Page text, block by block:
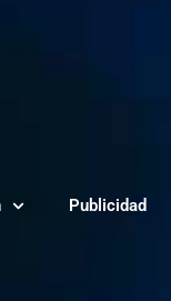
Publicidad